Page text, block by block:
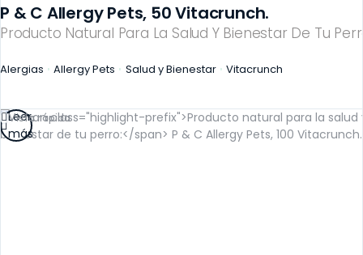
Producto Natural Para La Salud Y Bienestar De Tu
P & C Allergy Pets, 50 Vitacrunch.
Alergias Allergy Pets Salud y Bienestar Vitacrunch
Vista rápida
Leer
más